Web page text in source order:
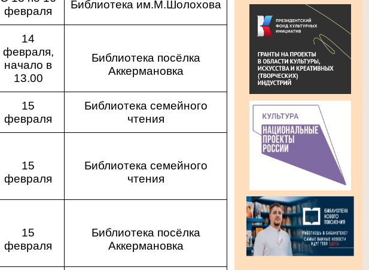
февраля
Библиотека им.М.Шолохова
14
февраля,
начало в
13.00
Библиотека посёлка
Аккермановка
15
февраля
Библиотека семейного
чтения
15
февраля
Библиотека семейного
чтения
15
февраля
Библиотека посёлка
Аккермановка